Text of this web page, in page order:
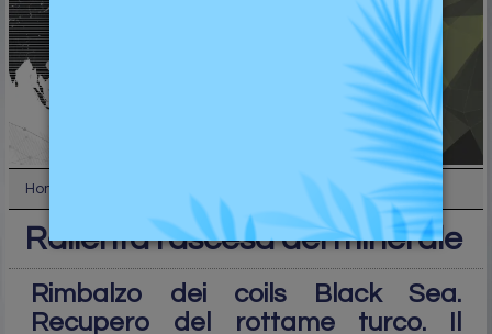
Home Rallenta l’ascesa del minerale
Rallenta l’ascesa del minerale
Rimbalzo dei coils Black Sea.
Recupero del rottame turco. Il